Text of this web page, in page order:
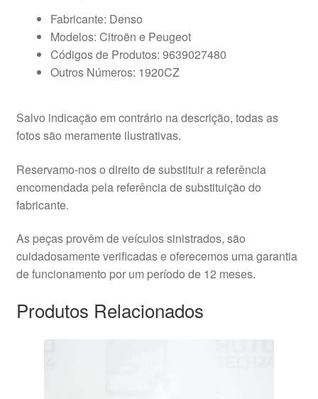
Fabricante: Denso
Modelos: Citroën e Peugeot
Códigos de Produtos: 9639027480
Outros Números: 1920CZ
Salvo indicação em contrário na descrição, todas as
fotos são meramente ilustrativas.
Reservamo-nos o direito de substituir a referência
encomendada pela referência de substituição do
fabricante.
As peças provêm de veículos sinistrados, são
cuidadosamente verificadas e oferecemos uma garantia
de funcionamento por um período de 12 meses.
Produtos Relacionados